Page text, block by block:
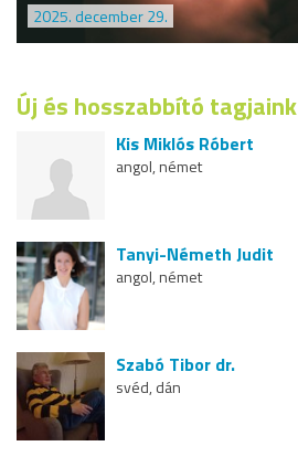
2025. december 29.
Új és hosszabbító tagjaink
Kis Miklós Róbert
angol, német
Tanyi-Németh Judit
angol, német
Szabó Tibor dr.
svéd, dán